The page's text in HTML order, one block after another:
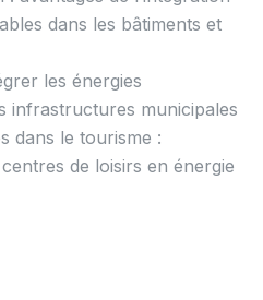
dans les bâtiments et
les énergies
infrastructures municipales
dans le tourisme :
de loisirs en énergie